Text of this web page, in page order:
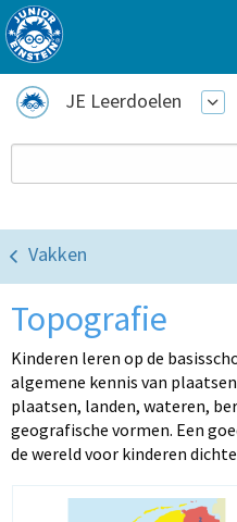
JE Leerdoelen
Vakken
Topografie
Kinderen leren op de
algemene kennis van
plaatsen, landen, wateren,
geografische vormen. Een
de wereld voor kinderen